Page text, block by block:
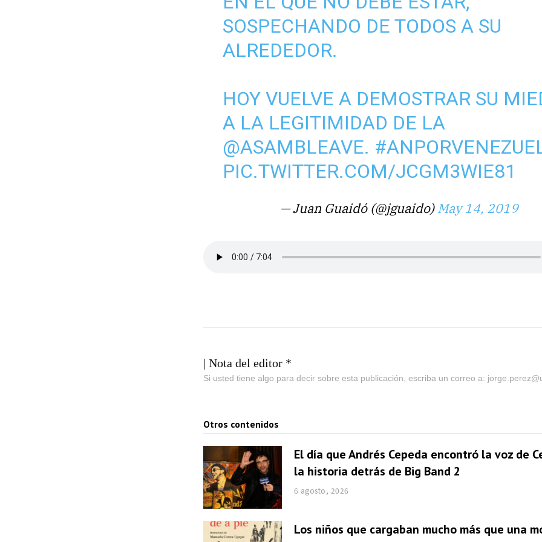
SOSPECHANDO DE TODOS A SU
ALREDEDOR.
HOY VUELVE A DEMOSTRAR SU
A LA LEGITIMIDAD DE LA
@ASAMBLEAVE.
PIC.TWITTER.COM/JCGM3WIE81
— Juan Guaidó (@jguaido)May 14, 2019
| Nota del editor *
Si usted tiene algo para decir sobre esta publicación, escriba un correo a:
Otros contenidos
El día que Andrés Cepeda encontró la voz de
la historia detrás de Big Band 2
6 agosto, 2026
Los niños que cargaban mucho más que una